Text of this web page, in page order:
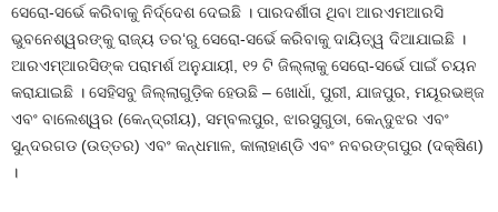
ସେରୋ-ସର୍ଭେ କରିବାକୁ ନିର୍ଦ୍ଦେଶ ଦେଇଛି । ପାରଦର୍ଶୀତା ଥିବା ଆରଏମଆରସି
ଭୁବନେଶ୍ୱରଙ୍କୁ ରାଜ୍ୟ ତର‘ରୁ ସେରୋ-ସର୍ଭେ କରିବାକୁ ଦାୟିତ୍ୱ ଦିଆଯାଇଛି ।
ଆରଏମ୍‍ଆରସିଙ୍କ ପରାମର୍ଶ ଅନୁଯାୟୀ, ୧୨ ଟି ଜିଲ୍ଲାକୁ ସେରୋ-ସର୍ଭେ ପାଇଁ ଚୟନ
କରାଯାଇଛି । ସେହିସବୁ ଜିଲ୍ଲାଗୁଡ଼ିକ ହେଉଛି – ଖୋର୍ଧା, ପୁରୀ, ଯାଜପୁର, ମୟୂରଭଞ୍ଜ
ଏବଂ ବାଲେଶ୍ୱର (କେନ୍ଦ୍ରୀୟ), ସମ୍ବଲପୁର, ଝାରସୁଗୁଡା, କେନ୍ଦୁଝର ଏବଂ
ସୁନ୍ଦରଗଡ (ଉତ୍ତର) ଏବଂ କନ୍ଧମାଳ, କାଲାହାଣ୍ଡି ଏବଂ ନବରଙ୍ଗପୁର (ଦକ୍ଷିଣ)
।